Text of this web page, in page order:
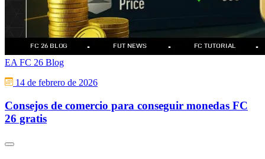
EA FC 26 Blog
14 de febrero de 2026
Consejos de comercio para conseguir monedas FC
26 gratis